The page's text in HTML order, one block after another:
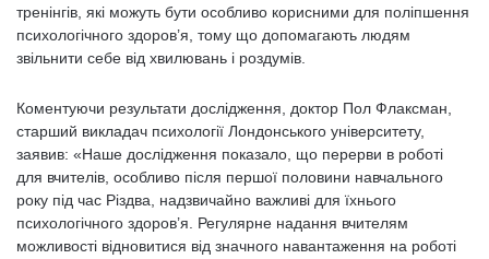
тренінгів, які можуть бути особливо корисними для поліпшення
психологічного здоров’я, тому що допомагають людям
звільнити себе від хвилювань і роздумів.
Коментуючи результати дослідження, доктор Пол Флаксман,
старший викладач психології Лондонського університету,
заявив: «Наше дослідження показало, що перерви в роботі
для вчителів, особливо після першої половини навчального
року під час Різдва, надзвичайно важливі для їхнього
психологічного здоров’я. Регулярне надання вчителям
можливості відновитися від значного навантаження на роботі